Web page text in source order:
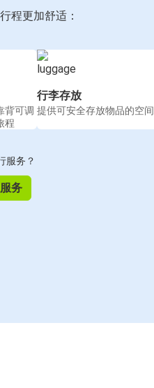
程更加舒适：
背可调
程
行李存放
提供可安全存放物品的空间
服务？
务